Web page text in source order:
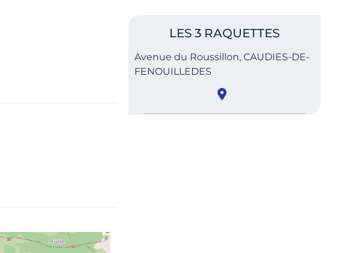
LES 3 RAQUETTES
Avenue du Roussillon, CAUDIES-DE-
FENOUILLEDES